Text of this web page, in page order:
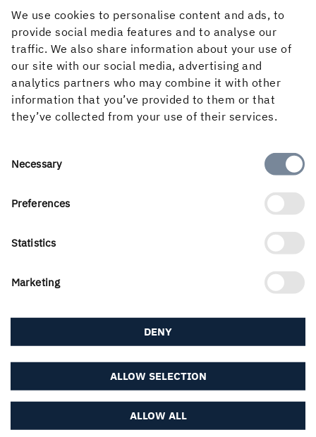
We use cookies to personalise content and ads, to
provide social media features and to analyse our
traffic. We also share information about your use of
our site with our social media, advertising and
analytics partners who may combine it with other
information that you’ve provided to them or that
they’ve collected from your use of their services.
Consent
Necessary
Preferences
Statistics
Marketing
ALLOW ALL
ALLOW SELECTION
DENY
Möt några av våra kollegor
"Ingen dag är exakt den andra lik."
I den här filmen träffar vi Per som berättar om sitt jobb…